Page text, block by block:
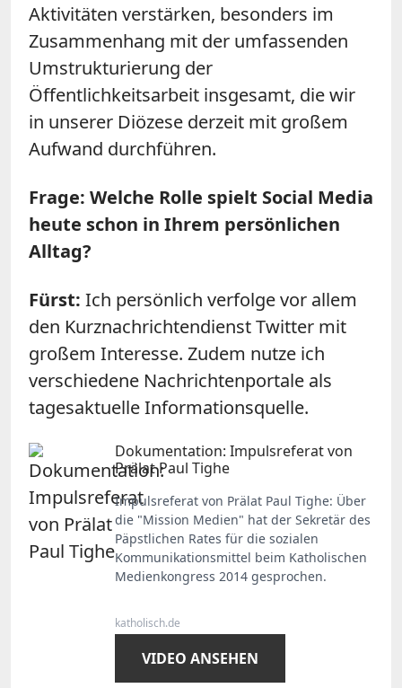
Aktivitäten verstärken, besonders im
Zusammenhang mit der umfassenden
Umstrukturierung der
Öffentlichkeitsarbeit insgesamt, die wir
in unserer Diözese derzeit mit großem
Aufwand durchführen.
Frage: Welche Rolle spielt Social Media
heute schon in Ihrem persönlichen
Alltag?
Fürst: Ich persönlich verfolge vor allem
den Kurznachrichtendienst Twitter mit
großem Interesse. Zudem nutze ich
verschiedene Nachrichtenportale als
tagesaktuelle Informationsquelle.
Dokumentation: Impulsreferat von
Prälat Paul Tighe
Impulsreferat von Prälat Paul Tighe: Über
die "Mission Medien" hat der Sekretär des
Päpstlichen Rates für die sozialen
Kommunikationsmittel beim Katholischen
Medienkongress 2014 gesprochen.
katholisch.de
VIDEO ANSEHEN